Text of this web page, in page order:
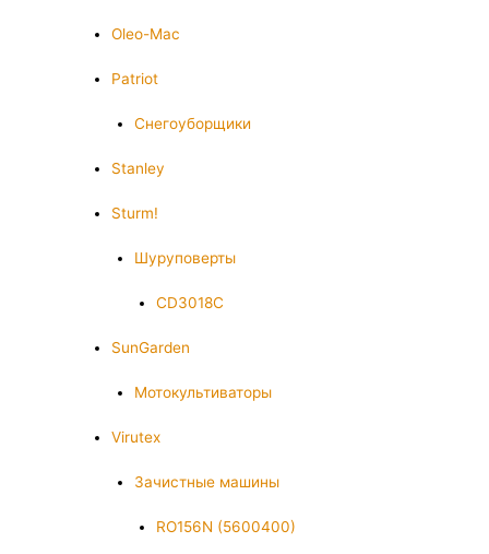
Oleo-Mac
Patriot
Снегоуборщики
Stanley
Sturm!
Шуруповерты
CD3018C
SunGarden
Мотокультиваторы
Virutex
Зачистные машины
RO156N (5600400)